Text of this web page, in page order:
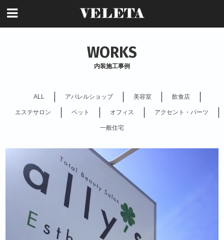
WORKS
内装施工事例
ALL アパレルショップ 美容室 飲食店
エステサロン ペット オフィス アクセント・パーツ
一般住宅